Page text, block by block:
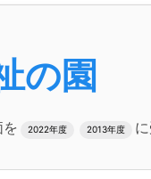
の園
2022年度 2013年度